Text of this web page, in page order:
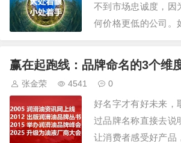
正在…
不到市场忠诚度，因
何价格更低的公司。
了。因为，没有一个
去，同样的东西，
块，一个是5块，干
呢？同一个产品，其
户付出的成…
赢在起跑线：品牌命名的3个维
张金荣 4541 0
好名字才有好未来，
过品牌名称直接去说
让消费者感受好产品